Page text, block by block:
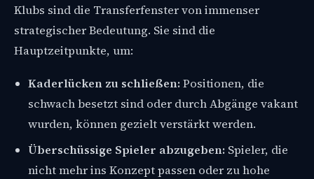
Klubs sind die Transferfenster von immenser
strategischer Bedeutung. Sie sind die
Hauptzeitpunkte, um:
Kaderlücken zu schließen:Positionen, die
schwach besetzt sind oder durch Abgänge vakant
wurden, können gezielt verstärkt werden.
Überschüssige Spieler abzugeben: Spieler, die
nicht mehr ins Konzept passen oder zu hohe